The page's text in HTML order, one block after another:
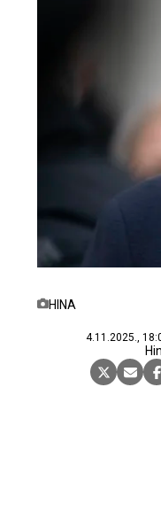
HINA
4.11.2025.,